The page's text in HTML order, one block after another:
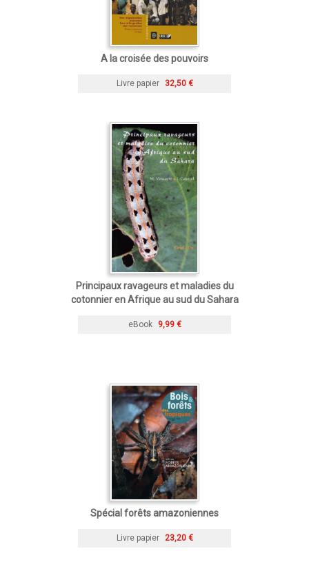
A la croisée des pouvoirs
Livre papier 32,50 €
Principaux ravageurs et maladies du
cotonnier en Afrique au sud du Sahara
eBook 9,99 €
Spécial forêts amazoniennes
Livre papier 23,20 €